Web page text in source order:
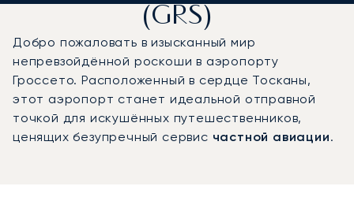
(GRS)
Добро пожаловать в изысканный мир
непревзойдённой роскоши в аэропорту
Гроссето. Расположенный в сердце Тосканы,
этот аэропорт станет идеальной отправной
точкой для искушённых путешественников,
ценящих безупречный сервис частной авиации.